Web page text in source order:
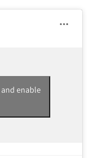
enable